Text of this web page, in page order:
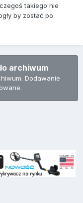
takiego nie
by zostać po
archiwum
Dodawanie